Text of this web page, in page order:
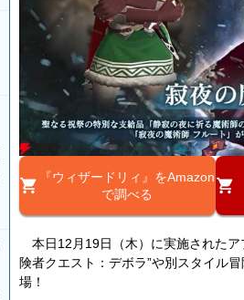
『ウィザードリィ』をAmazon
で調べる
本日12月19日（木）に実施されたア
険者クエスト：デボラ”や別スタイル
場！